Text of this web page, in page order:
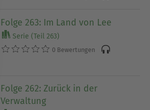
Folge 263: Im Land von Lee
Serie (Teil 263)
0 Bewertungen
Folge 262: Zurück in der
Verwaltung